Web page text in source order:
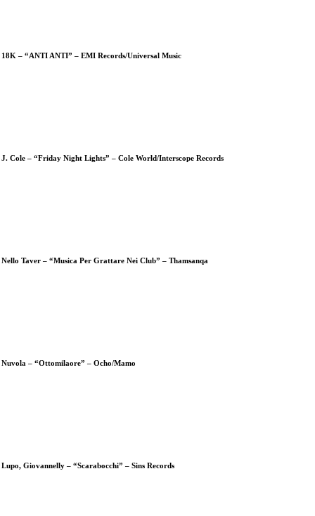
18K – “ANTI ANTI” – EMI Records/Universal Music
J. Cole – “Friday Night Lights” – Cole World/Interscope Records
Nello Taver – “Musica Per Grattare Nei Club” – Thamsanqa
Nuvola – “Ottomilaore” – Ocho/Mamo
Lupo, Giovannelly – “Scarabocchi” – Sins Records